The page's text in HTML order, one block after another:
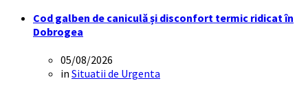
Cod galben de caniculă și disconfort termic ridicat în
Dobrogea
05/08/2026
in Situatii de Urgenta